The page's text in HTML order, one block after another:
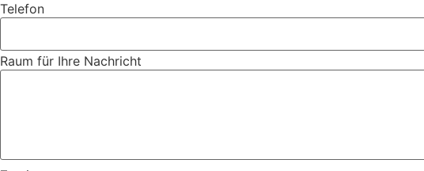
Telefon
Raum für Ihre Nachricht